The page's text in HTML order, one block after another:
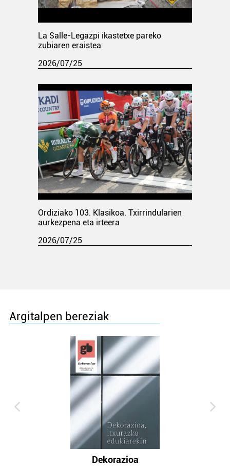
La Salle-Legazpi ikastetxe pareko
zubiaren eraistea
2026/07/25
Ordiziako 103. Klasikoa. Txirrindularien
aurkezpena eta irteera
2026/07/25
Argitalpen bereziak
Dekorazioa